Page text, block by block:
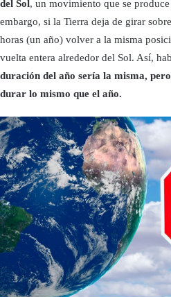
del Sol , un movimiento que se
embargo, si la Tierra deja de girar
horas (un año) volver a la misma
vuelta entera alrededor del Sol. Así,
duración del año sería la misma,
durar lo mismo que el año.